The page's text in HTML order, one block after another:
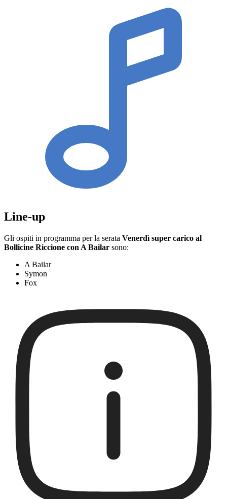
Line-up
Gli ospiti in programma per la serata Venerdì super carico al
Bollicine Riccione con A Bailar sono:
A Bailar
Symon
Fox